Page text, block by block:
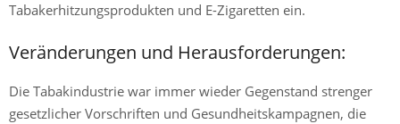
Tabakerhitzungsprodukten und E-Zigaretten ein.
Veränderungen und Herausforderungen:
Die Tabakindustrie war immer wieder Gegenstand strenger
gesetzlicher Vorschriften und Gesundheitskampagnen, die